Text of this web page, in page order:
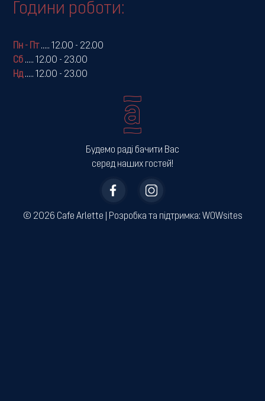
Будемо раді бачити Вас
серед наших гостей!
Години роботи:
Пн - Пт.....
12.00 - 22.00
Сб .....
12.00 - 23.00
Нд..... 12.00 - 23.00
© 2026 Cafe Arlette | ­Розробка та підтримка: WOWsites